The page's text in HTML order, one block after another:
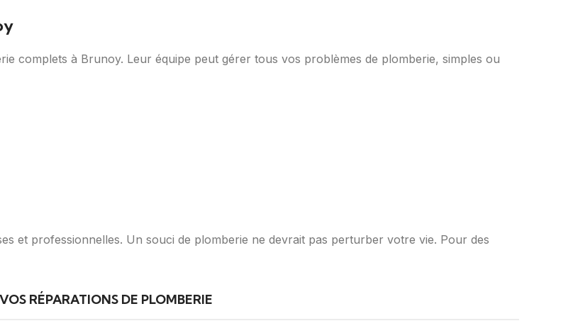
complets à Brunoy. Leur équipe peut gérer tous vos problèmes de plomberie, simples ou
et professionnelles. Un souci de plomberie ne devrait pas perturber votre vie. Pour des
RÉPARATIONS DE PLOMBERIE